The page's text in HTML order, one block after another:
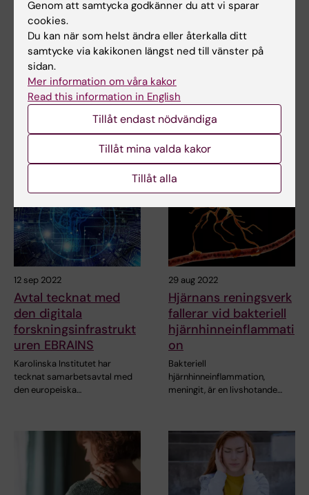
7 jan 2026
Immunceller skyddar
i ryggmärgen när vi
blir äldre
Nervsystemets egna
immunceller hjälper till att
skydda ryggmärgen från…
15 nov 2023
Klustermetod kan
bättre beskriva
sjukdomsförloppet
vid skallskada
Att följa
hjärnskadebiomarkörer och
glukosvariation på patienter
som…
12 sep 2022
Avtal tecknat med
den digitala
forskningsinfrastrukt
uren EBRAINS
Karolinska Institutet har
tecknat samarbetsavtal med
den europeiska…
29 aug 2022
Hjärnans reningsverk
fallerar vid bakteriell
hjärnhinneinflammati
on
Bakteriell
hjärnhinneinflammation,
meningit, är en livshotande…
Genom att samtycka godkänner du att vi sparar
cookies.
Du kan när som helst ändra eller återkalla ditt
samtycke via kakikonen längst ned till vänster på
sidan.
Mer information om våra kakor
Read this information in English
Tillåt endast nödvändiga
Tillåt mina valda kakor
Tillåt alla